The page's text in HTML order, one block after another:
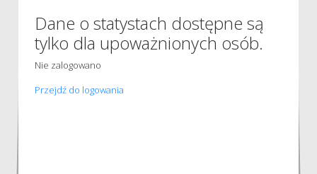
Dane o statystach dostępne są
tylko dla upoważnionych osób.
Nie zalogowano
Przejdź do logowania